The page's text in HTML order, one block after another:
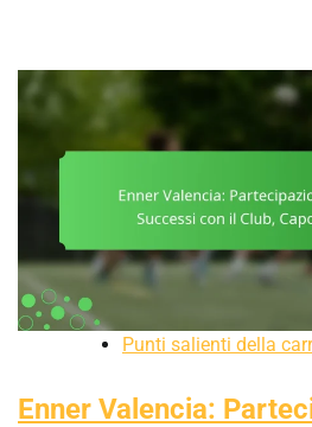
Punti salienti della
Enner Valencia: